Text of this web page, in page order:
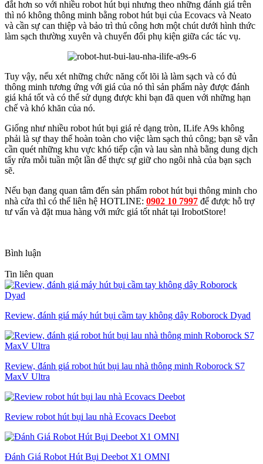
đắt hơn so với nhiều robot hút bụi nhưng theo những đánh giá trên
thì nó không thông minh bằng robot hút bụi của Ecovacs và Neato
và cần sự can thiệp và bảo trì thủ công hơn một chút dưới hình thức
làm sạch thường xuyên và chuyển đổi phụ kiện giữa các tác vụ.
Tuy vậy, nếu xét những chức năng cốt lõi là làm sạch và có đủ
thông minh tương ứng với giá của nó thì sản phẩm này được đánh
giá khá tốt và có thể sử dụng được khi bạn đã quen với những hạn
chế và khó khăn của nó.
Giống như nhiều robot hút bụi giá rẻ dạng tròn, ILife A9s không
phải là sự thay thế hoàn toàn cho việc làm sạch thủ công; bạn sẽ vẫn
cần quét những khu vực khó tiếp cận và lau sàn nhà bằng dung dịch
tẩy rửa mỗi tuần một lần để thực sự giữ cho ngôi nhà của bạn sạch
sẽ.
Nếu bạn đang quan tâm đến sản phẩm robot hút bụi thông minh cho
nhà cửa thì có thể liên hệ HOTLINE: 0902 10 7997 để được hỗ trợ
tư vấn và đặt mua hàng với mức giá tốt nhát tại IrobotStore!
Bình luận
Tin liên quan
Review, đánh giá máy hút bụi cầm tay không dây Roborock Dyad
Review, đánh giá robot hút bụi lau nhà thông minh Roborock S7
MaxV Ultra
Review robot hút bụi lau nhà Ecovacs Deebot
Đánh Giá Robot Hút Bụi Deebot X1 OMNI